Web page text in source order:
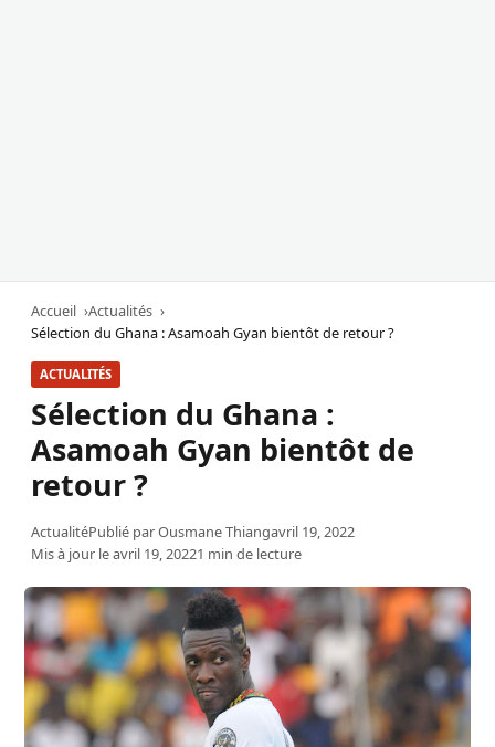
Accueil
Actualités
Sélection du Ghana : Asamoah Gyan bientôt de retour ?
ACTUALITÉS
Sélection du Ghana :
Asamoah Gyan bientôt de
retour ?
ActualitéPublié parOusmane Thiangavril 19, 2022
Mis à jour le avril 19, 20221 min de lecture